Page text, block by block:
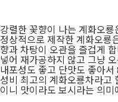
강렬한 꽃향이 나는 계화오
정상적으로 제작한 계화오룡
향과 차탕이 오관을 즐겁게
넣어 재가공하지 않고 그냥
내포성도 좋고 단맛도 좋아
성비 최고의 계화오룡차라고
이니 맛이라도 보시라는 의